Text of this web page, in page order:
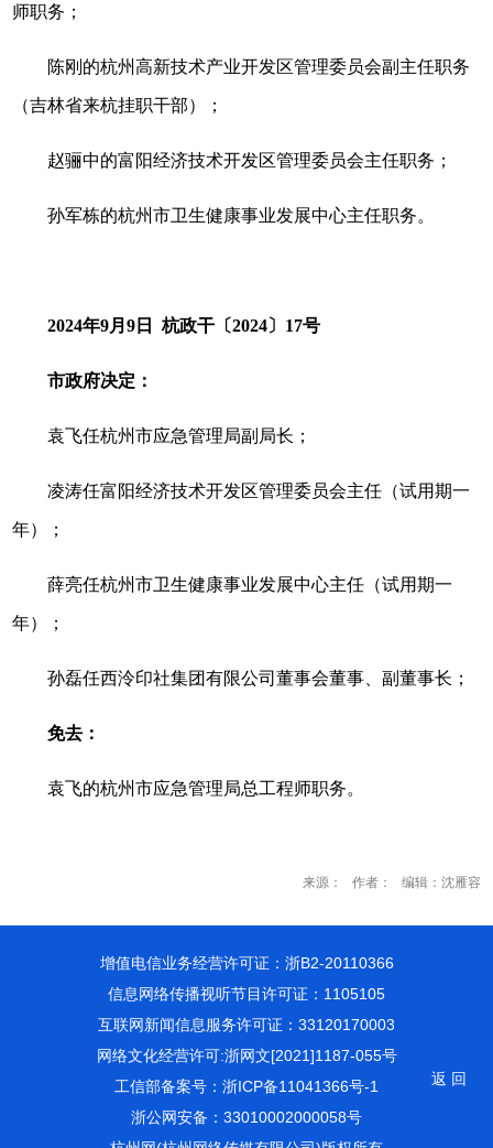
返 回
师职务；
陈刚的杭州高新技术产业开发区管理委员会副主任职务
（吉林省来杭挂职干部）；
赵骊中的富阳经济技术开发区管理委员会主任职务；
孙军栋的杭州市卫生健康事业发展中心主任职务。
2024年9月9日 杭政干〔2024〕17号
市政府决定：
袁飞任杭州市应急管理局副局长；
凌涛任富阳经济技术开发区管理委员会主任（试用期一
年）；
薛亮任杭州市卫生健康事业发展中心主任（试用期一
年）；
孙磊任西泠印社集团有限公司董事会董事、副董事长；
免去：
袁飞的杭州市应急管理局总工程师职务。
来源： 作者： 编辑：沈雁容
增值电信业务经营许可证：浙B2-20110366
信息网络传播视听节目许可证：1105105
互联网新闻信息服务许可证：33120170003
网络文化经营许可:浙网文[2021]1187-055号
工信部备案号： 浙ICP备11041366号-1
浙公网安备：33010002000058号